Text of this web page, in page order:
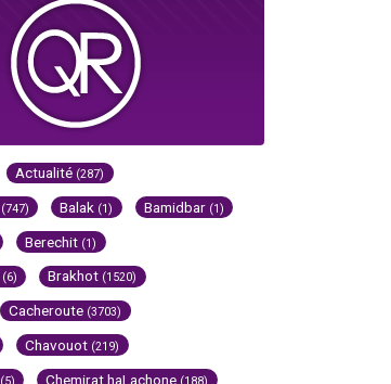
Actualité (287)
(747) Balak (1) Bamidbar (1)
Berechit (1)
(6) Brakhot (1520)
Cacheroute (3703)
Chavouot (219)
(5) Chemirat haLachone (188)